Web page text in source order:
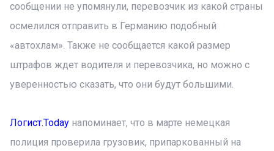
сообщении не упомянули, перевозчик из какой страны
осмелился отправить в Германию подобный
«автохлам». Также не сообщается какой размер
штрафов ждет водителя и перевозчика, но можно с
уверенностью сказать, что они будут большими.
Логист.Today напоминает, что в марте немецкая
полиция проверила грузовик, припаркованный на